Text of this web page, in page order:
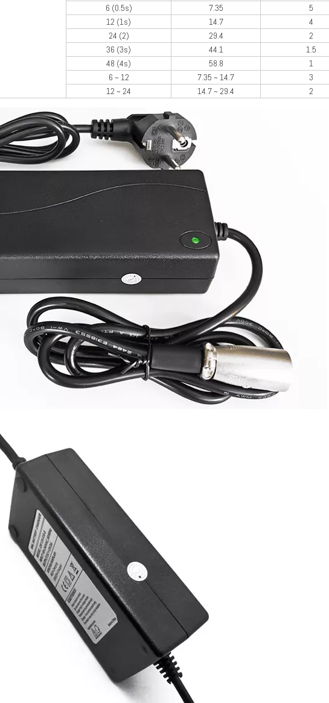
6 (0.5s) 7.35
5
12 (1s) 14.7
4
24 (2) 29.4
2
36 (3s) 44.1
1.5
48 (4s) 58.8
1
6 ~ 12 7.35 ~ 14.7
3
12 ~ 24 14.7 ~ 29.4 2